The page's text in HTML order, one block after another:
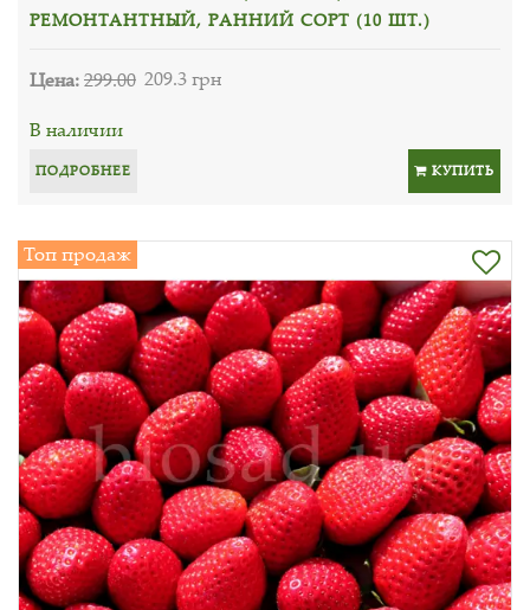
РЕМОНТАНТНЫЙ, РАННИЙ СОРТ (10 ШТ.)
Цена:299.00 209.3 грн
В наличии
ПОДРОБНЕЕ КУПИТЬ
Топ продаж